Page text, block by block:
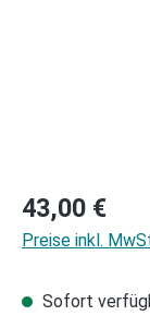
Regulärer Preis:
43,00 €
Preise inkl.
Sofort